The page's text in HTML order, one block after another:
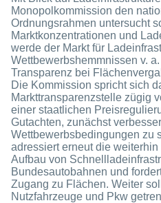
Monopolkommission den
Ordnungsrahmen untersucht
Marktkonzentrationen und
werde der Markt für
Wettbewerbshemmnissen v.
Transparenz bei
Die Kommission spricht sich
Markttransparenzstelle zügig
einer staatlichen
Gutachten, zunächst
Wettbewerbsbedingungen zu
adressiert erneut die
Aufbau von
Bundesautobahnen und
Zugang zu Flächen. Weiter
Nutzfahrzeuge und Pkw